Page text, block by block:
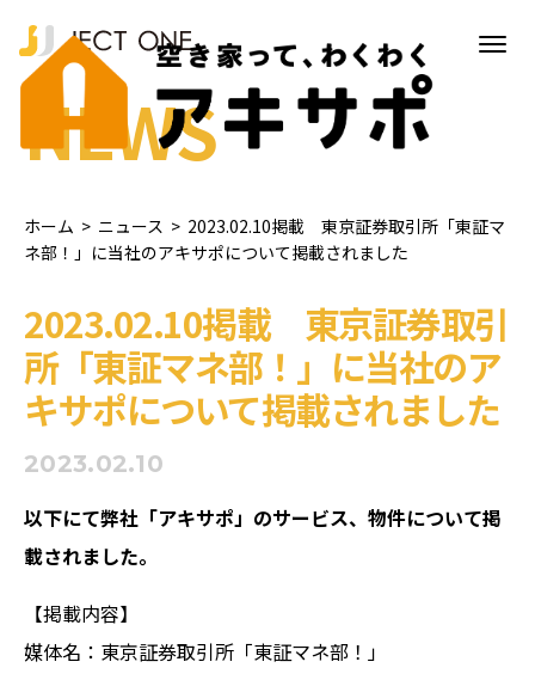
NEWS
ホーム > ニュース > 2023.02.10掲載 東京証券取引所「東証マ
ネ部！」に当社のアキサポについて掲載されました
2023.02.10掲載 東京証券取引
所「東証マネ部！」に当社のア
キサポについて掲載されました
2023.02.10
以下にて弊社「アキサポ」のサービス、物件について掲
載されました。
【掲載内容】
媒体名：東京証券取引所「東証マネ部！」